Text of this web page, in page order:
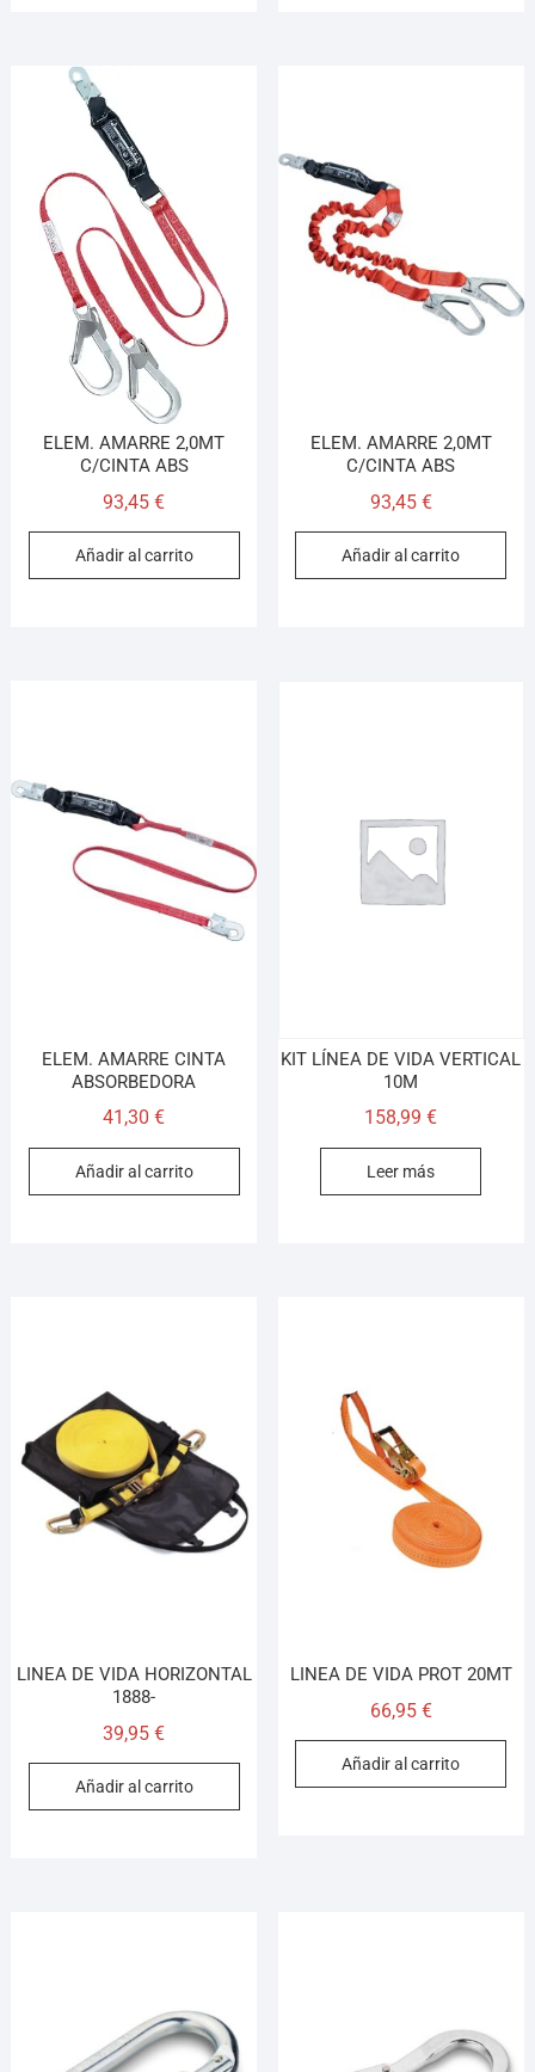
ELEM. AMARRE 2,0MT
C/CINTA ABS
93,45€
Añadir al carrito
ELEM. AMARRE 2,0MT
C/CINTA ABS
93,45 €
Añadir al carrito
ELEM. AMARRE CINTA
ABSORBEDORA
41,30€
Añadir al carrito
KIT LÍNEA DE VIDA VERTICAL
10M
158,99€
Leer más
LINEA DE VIDA HORIZONTAL
1888-
39,95€
Añadir al carrito
LINEA DE VIDA PROT 20MT
66,95 €
Añadir al carrito